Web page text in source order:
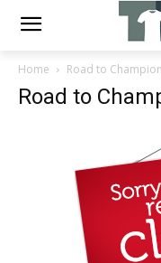
Home Road to
Road to